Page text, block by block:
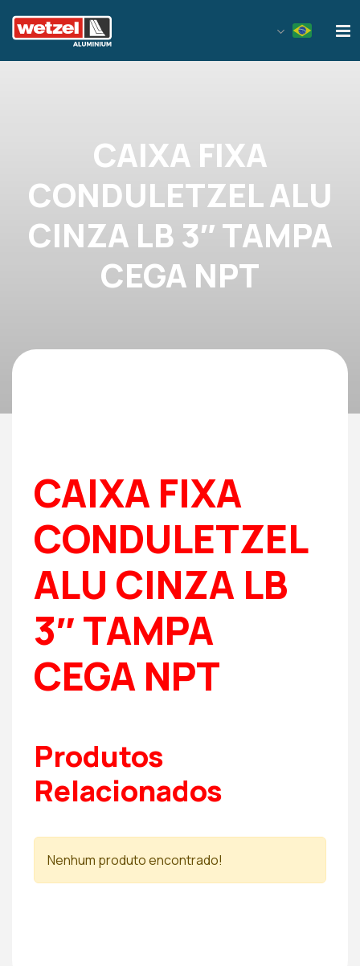
CAIXA FIXA
CONDULETZEL ALU
CINZA LB 3″ TAMPA
CEGA NPT
CAIXA FIXA
CONDULETZEL
ALU CINZA LB
3″ TAMPA
CEGA NPT
Produtos
Relacionados
Nenhum produto encontrado!